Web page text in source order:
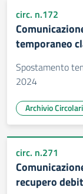
circ. n.172
temporaneo
Spostamento
2024
Archivio
circ. n.271
recupero